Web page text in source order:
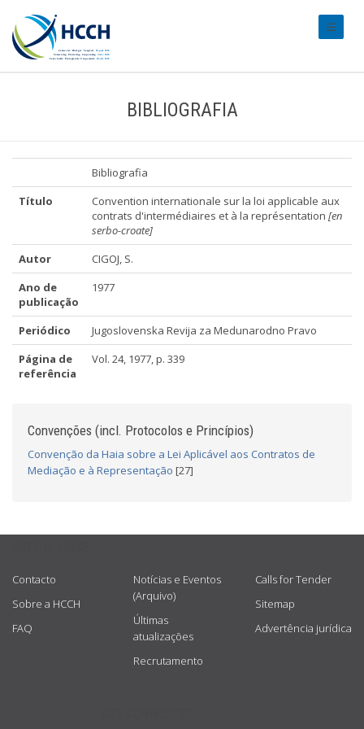
BIBLIOGRAFIA
Bibliografia
Título
Convention internationale sur la loi applicable aux
contrats d'intermédiaires et à la représentation [en
serbo-croate]
Autor
CIGOJ, S.
Ano de
publicação
1977
Periódico
Jugoslovenska Revija za Medunarodno Pravo
Página de
referência
Vol. 24, 1977, p. 339
Convenções (incl. Protocolos e Princípios)
Convenção da Haia sobre a Lei Aplicável aos Contratos de
Mediação e à Representação [27]
Contacto
Sobre a HCCH
FAQ
Notícias e Eventos
(Arquivo)
Últimas
atualizações
Recrutamento
Calls for Tender
Sitemap
Advertência jurídica